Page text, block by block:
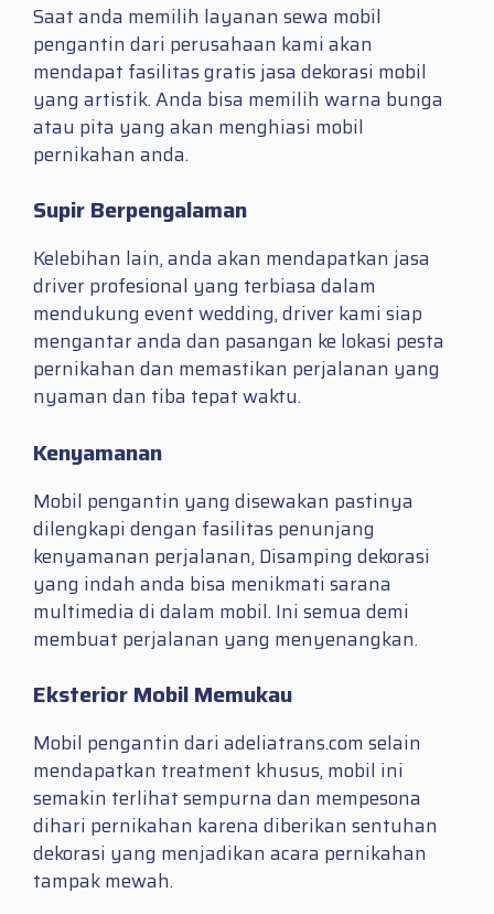
Saat anda memilih layanan sewa mobil
pengantin dari perusahaan kami akan
mendapat fasilitas gratis jasa dekorasi mobil
yang artistik. Anda bisa memilih warna bunga
atau pita yang akan menghiasi mobil
pernikahan anda.
Supir Berpengalaman
Kelebihan lain, anda akan mendapatkan jasa
driver profesional yang terbiasa dalam
mendukung event wedding, driver kami siap
mengantar anda dan pasangan ke lokasi pesta
pernikahan dan memastikan perjalanan yang
nyaman dan tiba tepat waktu.
Kenyamanan
Mobil pengantin yang disewakan pastinya
dilengkapi dengan fasilitas penunjang
kenyamanan perjalanan, Disamping dekorasi
yang indah anda bisa menikmati sarana
multimedia di dalam mobil. Ini semua demi
membuat perjalanan yang menyenangkan.
Eksterior Mobil Memukau
Mobil pengantin dari adeliatrans.com selain
mendapatkan treatment khusus, mobil ini
semakin terlihat sempurna dan mempesona
dihari pernikahan karena diberikan sentuhan
dekorasi yang menjadikan acara pernikahan
tampak mewah.